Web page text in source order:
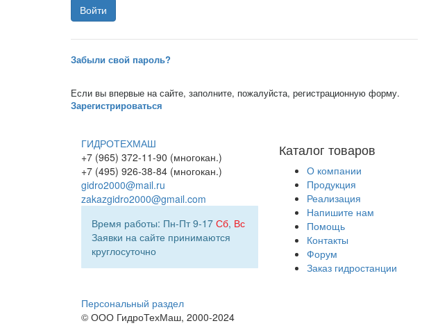
Забыли свой пароль?
Если вы впервые на сайте, заполните, пожалуйста, регистрационную форму.
Зарегистрироваться
Каталог товаров
О компании
Продукция
Реализация
Напишите нам
Помощь
Контакты
Форум
Заказ гидростанции
ГИДРОТЕХМАШ
+7 (965) 372-11-90 (многокан.)
+7 (495) 926-38-84 (многокан.)
gidro2000@mail.ru
zakazgidro2000@gmail.com
Время работы: Пн-Пт 9-17 Сб, Вс
Заявки на сайте принимаются
круглосуточно
Персональный раздел
© ООО ГидроТехМаш, 2000-2024